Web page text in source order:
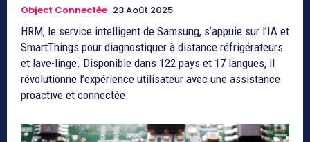
Object Connectée 23 Août 2025
HRM, le service intelligent de Samsung, s’appuie sur l’IA et
SmartThings pour diagnostiquer à distance réfrigérateurs
et lave-linge. Disponible dans 122 pays et 17 langues, il
révolutionne l’expérience utilisateur avec une assistance
proactive et connectée.